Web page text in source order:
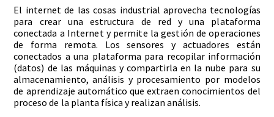
El internet de las cosas industrial aprovecha tecnologías
para crear una estructura de red y una plataforma
conectada a Internet y permite la gestión de operaciones
de forma remota. Los sensores y actuadores están
conectados a una plataforma para recopilar información
(datos) de las máquinas y compartirla en la nube para su
almacenamiento, análisis y procesamiento por modelos
de aprendizaje automático que extraen conocimientos del
proceso de la planta física y realizan análisis.